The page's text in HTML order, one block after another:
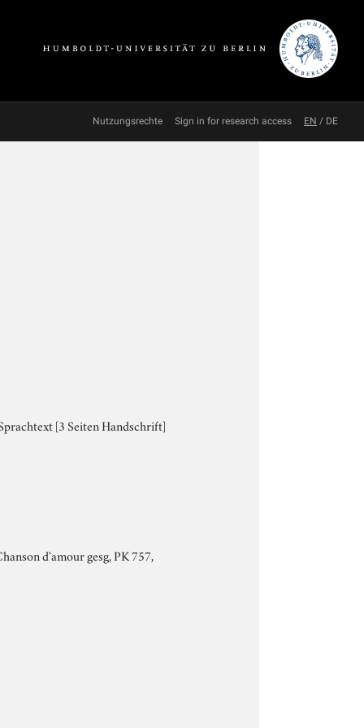
Nutzungsrechte Sign in for research access EN / DE
[3 Seiten Handschrift]
d'amour gesg, PK 757,